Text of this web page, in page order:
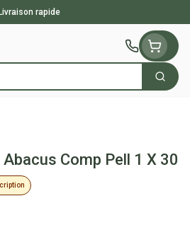
Livraison rapide
Comp Pell 1 X 30